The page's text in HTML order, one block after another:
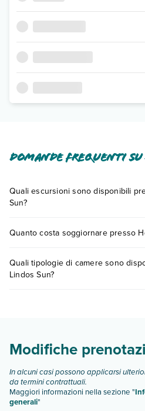
Domande frequenti
Quali escursioni sono disponibili
Sun?
presso Hotel Lindos Sun.
prenotando un appuntamento.
Quanto costa soggiornare presso
fattori (per es. date, condizioni
prezzi, compila il motore di
Quali tipologie di camere sono
Lindos Sun?
camera classic singola
Scopri tutti i dettagli nel
descrizione".
Modifiche
In alcuni casi possono applicarsi
da termini contrattuali.
Maggiori informazioni nella sezione "
generali"